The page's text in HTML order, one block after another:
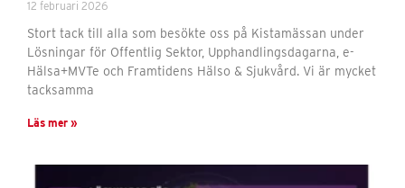
12 februari 2026
Stort tack till alla som besökte oss på Kistamässan under
Lösningar för Offentlig Sektor, Upphandlingsdagarna, e-
Hälsa+MVTe och Framtidens Hälso & Sjukvård. Vi är mycket
tacksamma
Läs mer »